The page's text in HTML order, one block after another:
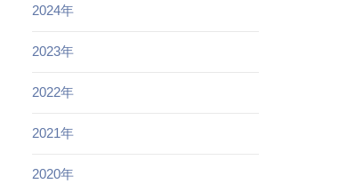
2024年
2023年
2022年
2021年
2020年